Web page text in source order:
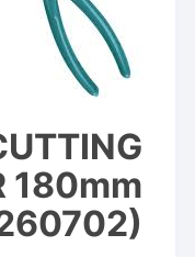
180mm